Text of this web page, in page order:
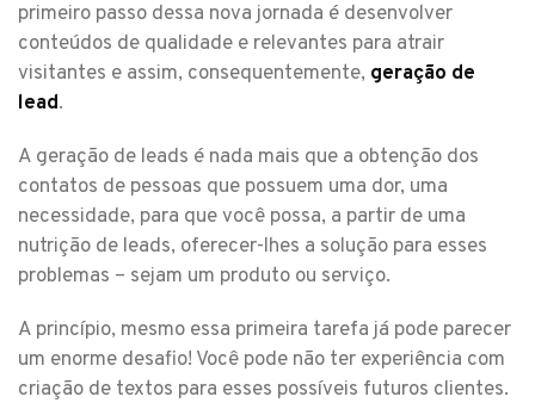
primeiro passo dessa nova jornada é desenvolver
conteúdos de qualidade e relevantes para atrair
visitantes e assim, consequentemente, geração de
lead.
A geração de leads é nada mais que a obtenção dos
contatos de pessoas que possuem uma dor, uma
necessidade, para que você possa, a partir de uma
nutrição de leads, oferecer-lhes a solução para esses
problemas – sejam um produto ou serviço.
A princípio, mesmo essa primeira tarefa já pode parecer
um enorme desafio! Você pode não ter experiência com
criação de textos para esses possíveis futuros clientes.